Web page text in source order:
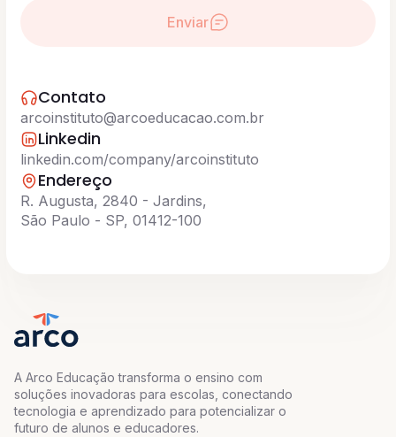
Enviar
Contato
arcoinstituto@arcoeducacao.com.br
Linkedin
linkedin.com/company/arcoinstituto
Endereço
R. Augusta, 2840 - Jardins,
São Paulo - SP, 01412-100
A Arco Educação transforma o ensino com
soluções inovadoras para escolas, conectando
tecnologia e aprendizado para potencializar o
futuro de alunos e educadores.